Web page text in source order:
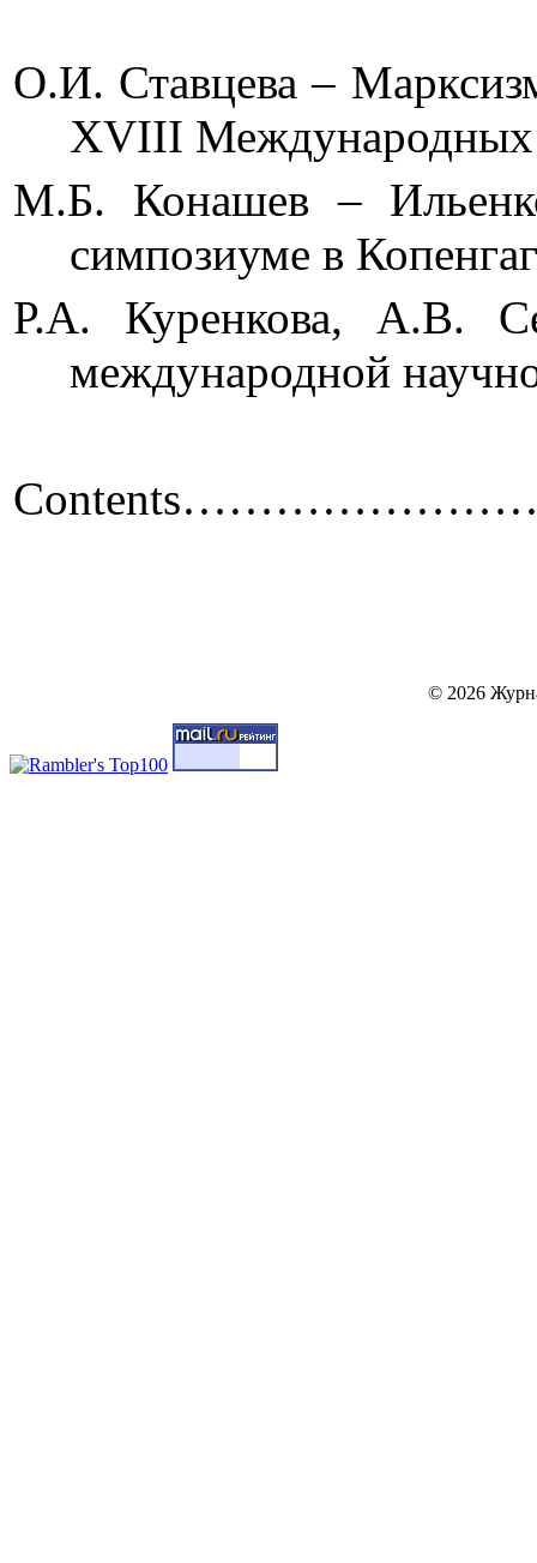
О.И. Ставцева –
XVIII
М.Б. Конашев –
симпозиуме в
Р.А. Куренкова, А.В.
международной
Contents
© 2026